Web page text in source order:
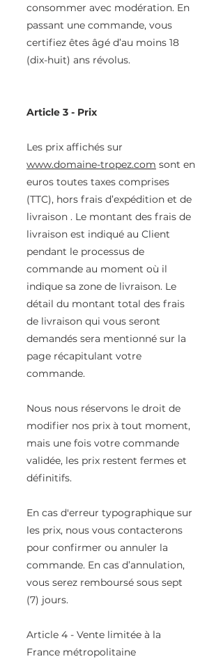
consommer avec modération. En
passant une commande, vous
certifiez êtes âgé d’au moins 18
(dix-huit) ans révolus.
Article 3 - Prix
Les prix affichés sur
www.domaine-tropez.com sont en
euros toutes taxes comprises
(TTC), hors frais d’expédition et de
livraison . Le montant des frais de
livraison est indiqué au Client
pendant le processus de
commande au moment où il
indique sa zone de livraison. Le
détail du montant total des frais
de livraison qui vous seront
demandés sera mentionné sur la
page récapitulant votre
commande.
Nous nous réservons le droit de
modifier nos prix à tout moment,
mais une fois votre commande
validée, les prix restent fermes et
définitifs.
En cas d'erreur typographique sur
les prix, nous vous contacterons
pour confirmer ou annuler la
commande. En cas d’annulation,
vous serez remboursé sous sept
(7) jours.
Article 4 - Vente limitée à la
France métropolitaine